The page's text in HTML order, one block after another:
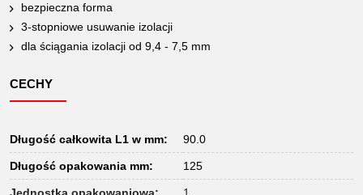
bezpieczna forma
3-stopniowe usuwanie izolacji
dla ściągania izolacji od 9,4 - 7,5 mm
CECHY
Długość całkowita L1 w mm: 90.0
Długość opakowania mm: 125